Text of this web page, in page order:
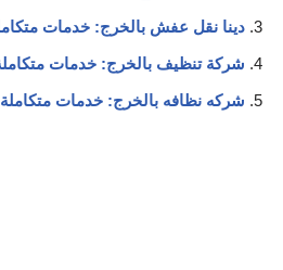
دينا نقل عفش بالخرج: خدمات
شركة تنظيف بالخرج: خدمات
شركه نظافه بالخرج: خدمات متكاملة